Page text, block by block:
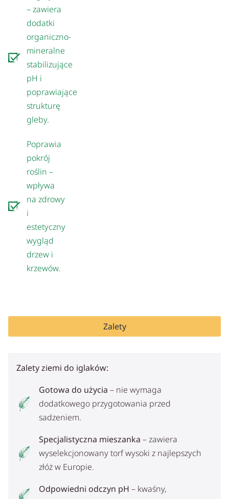
– zawiera
dodatki
organiczno-
mineralne
stabilizujące
pH i
poprawiające
strukturę
gleby.
Poprawia
pokrój
roślin –
wpływa
na zdrowy
i
estetyczny
wygląd
drzew i
krzewów.
Zalety
Zalety ziemi do iglaków:
Gotowa do użycia – nie wymaga
dodatkowego przygotowania przed
sadzeniem.
Specjalistyczna mieszanka – zawiera
wyselekcjonowany torf wysoki z najlepszych
złóż w Europie.
Odpowiedni odczyn pH – kwaśny,